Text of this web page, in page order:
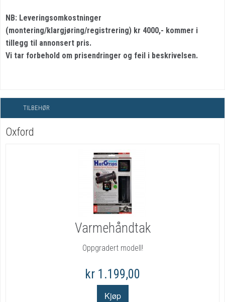
NB: Leveringsomkostninger
(montering/klargjøring/registrering) kr 4000,- kommer i
tillegg til annonsert pris.
Vi tar forbehold om prisendringer og feil i beskrivelsen.
TILBEHØR
Oxford
Varmehåndtak
Oppgradert modell!
kr 1.199,00